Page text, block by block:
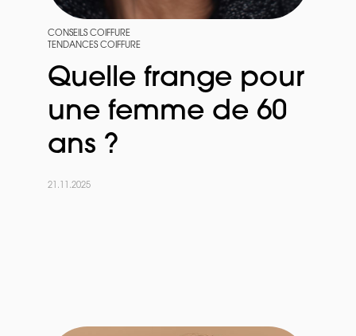
CONSEILS COIFFURE
TENDANCES COIFFURE
Quelle frange pour
une femme de 60
ans ?
21.11.2025